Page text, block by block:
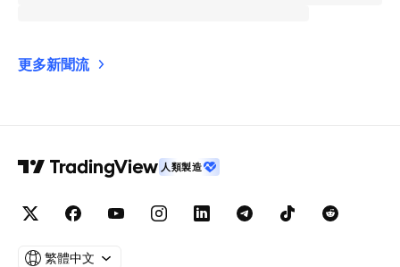
更多新聞流
人類製造
繁體中文